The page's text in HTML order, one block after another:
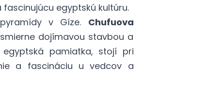
egyptskú kultúru.
v Gíze. Chufuova
dojímavou stavbou a
pamiatka, stojí pri
a fascináciu u vedcov a